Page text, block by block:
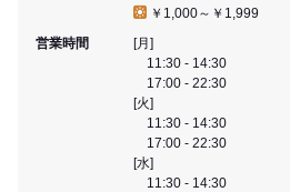
￥1,000～￥1,999
営業時間
[月]
11:30 - 14:30
17:00 - 22:30
[火]
11:30 - 14:30
17:00 - 22:30
[水]
11:30 - 14:30